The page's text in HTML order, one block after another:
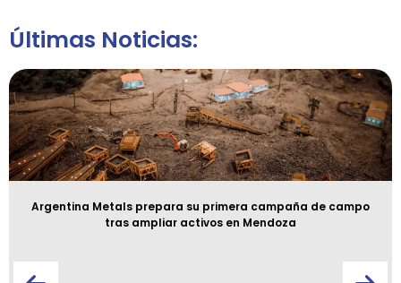
Últimas Noticias:
Argentina Metals prepara su primera campaña de campo
tras ampliar activos en Mendoza